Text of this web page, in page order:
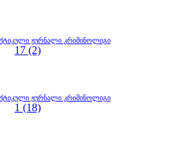
ჟურნალი კრიმინოლიგი
17 (2)
ჟურნალი კრიმინოლიგი
1 (18)